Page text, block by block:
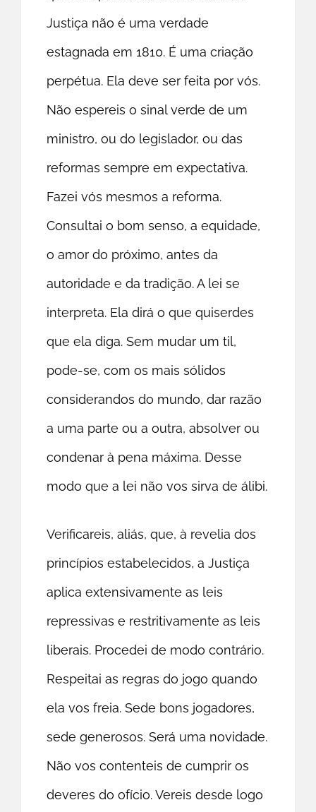
Justiça não é uma verdade
estagnada em 1810. É uma criação
perpétua. Ela deve ser feita por vós.
Não espereis o sinal verde de um
ministro, ou do legislador, ou das
reformas sempre em expectativa.
Fazei vós mesmos a reforma.
Consultai o bom senso, a equidade,
o amor do próximo, antes da
autoridade e da tradição. A lei se
interpreta. Ela dirá o que quiserdes
que ela diga. Sem mudar um til,
pode-se, com os mais sólidos
considerandos do mundo, dar razão
a uma parte ou a outra, absolver ou
condenar à pena máxima. Desse
modo que a lei não vos sirva de álibi.
Verificareis, aliás, que, à revelia dos
princípios estabelecidos, a Justiça
aplica extensivamente as leis
repressivas e restritivamente as leis
liberais. Procedei de modo contrário.
Respeitai as regras do jogo quando
ela vos freia. Sede bons jogadores,
sede generosos. Será uma novidade.
Não vos contenteis de cumprir os
deveres do ofício. Vereis desde logo